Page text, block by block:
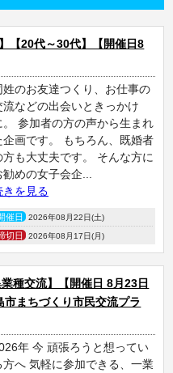
【20代～30代】【開催日8
姓のお友達つくり、お仕事の
流などの出会いときっかけ
。 参加者の方の声から生まれ
企画です。 もちろん、既婚者
方も大丈夫です。 そんな方に
勧めの女子会企...
きを見る
催日 2026年08月22日(土)
切日 2026年08月17日(月)
種交流】【開催日 8月23日
市まちづくり市民交流プラ
年 今 頑張ろうと想ってい
方へ 気軽に参加できる、一業